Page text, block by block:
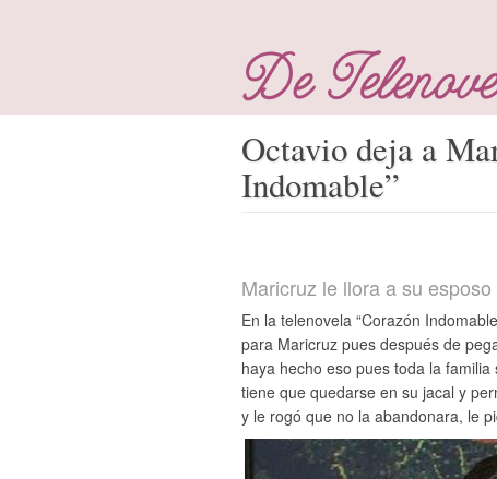
Octavio deja a
Indomable”
Maricruz le llora a su esposo
En la telenovela “Corazón
para Maricruz pues después de
haya hecho eso pues toda la
tiene que quedarse en su jacal y
y le rogó que no la abandonara, le